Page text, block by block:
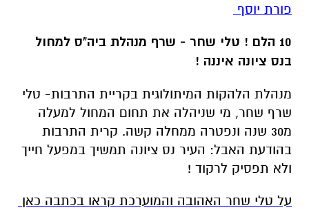
פורת יוסף
10 הלם ! טלי שחר - שרף מנהלת ביה"ס למחול
בנס ציונה איננה !
מנהלת הלהקות המיתולוגית בקריית התרבות- טלי
שרף שחר, מי שניהלה את תחום המחול למעלה
מ30 שנה ונפטרה ממחלה קשה. קרית התרבות
בהודעת האבל: העיר נס ציונה תמשיך במפעל חייך
ולא תפסיק לרקוד !
על טלי שחר האהובה והמוערכת קראו בכתבה כאן